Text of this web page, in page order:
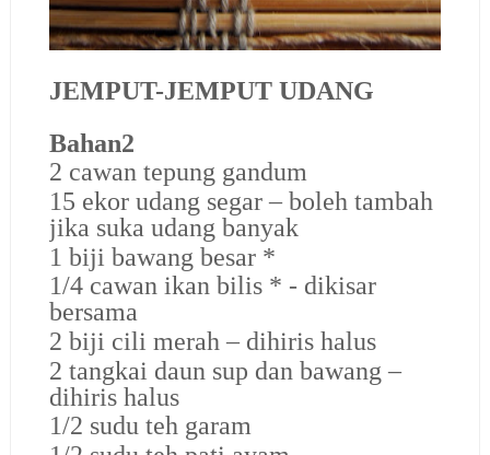
JEMPUT-JEMPUT UDANG
Bahan2
2 cawan tepung gandum
15 ekor udang segar – boleh tambah
jika suka udang banyak
1 biji bawang besar *
1/4 cawan ikan bilis * - dikisar
bersama
2 biji cili merah – dihiris halus
2 tangkai daun sup dan bawang –
dihiris halus
1/2 sudu teh garam